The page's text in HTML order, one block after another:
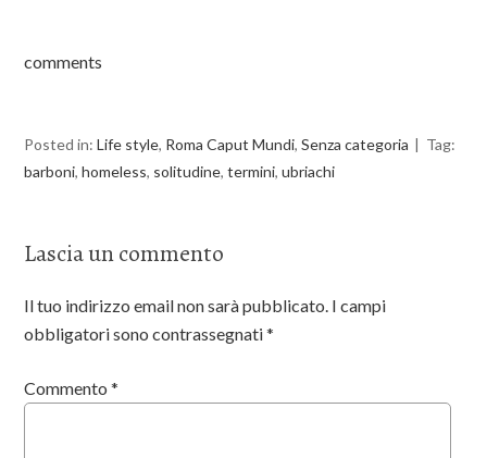
k
comments
Posted in:Life style, Roma Caput Mundi,Senza categoria
Tag:
barboni,homeless, solitudine,termini,ubriachi
Lascia un commento
Il tuo indirizzo email non sarà pubblicato. I campi
obbligatori sono contrassegnati*
Commento*